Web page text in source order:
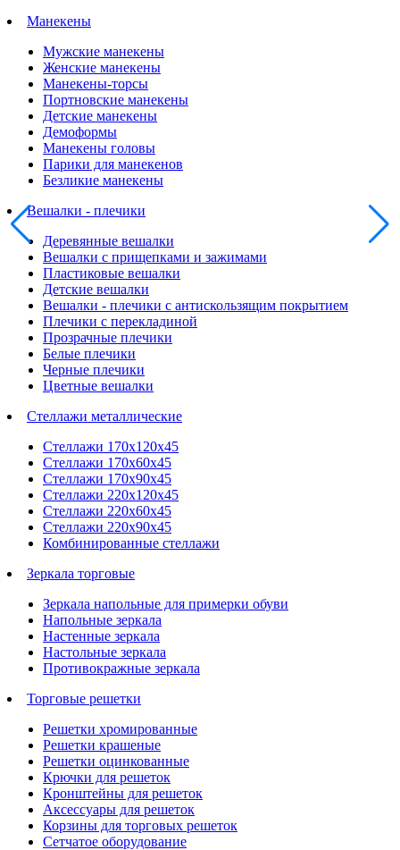
Манекены
Мужские манекены
Женские манекены
Манекены-торсы
Портновские манекены
Детские манекены
Демоформы
Манекены головы
Парики для манекенов
Безликие манекены
Вешалки - плечики
Деревянные вешалки
Вешалки с прищепками и зажимами
Пластиковые вешалки
Детские вешалки
Вешалки - плечики с антискользящим покрытием
Плечики с перекладиной
Прозрачные плечики
Белые плечики
Черные плечики
Цветные вешалки
Стеллажи металлические
Стеллажи 170х120х45
Стеллажи 170х60х45
Стеллажи 170х90х45
Стеллажи 220х120х45
Стеллажи 220х60х45
Стеллажи 220х90х45
Комбинированные стеллажи
Зеркала торговые
Зеркала напольные для примерки обуви
Напольные зеркала
Настенные зеркала
Настольные зеркала
Противокражные зеркала
Торговые решетки
Решетки хромированные
Решетки крашеные
Решетки оцинкованные
Крючки для решеток
Кронштейны для решеток
Аксессуары для решеток
Корзины для торговых решеток
Сетчатое оборудование